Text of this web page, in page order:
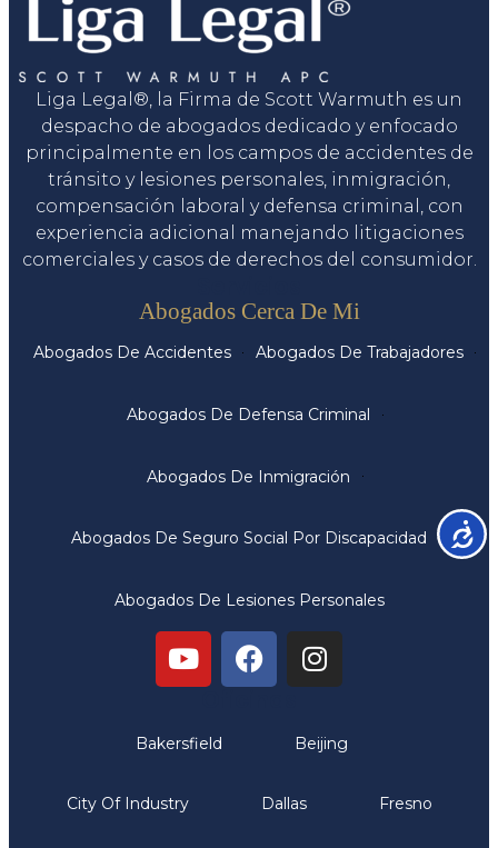
Liga Legal®, la Firma de Scott Warmuth es un
despacho de abogados dedicado y enfocado
principalmente en los campos de accidentes de
tránsito y lesiones personales, inmigración,
compensación laboral y defensa criminal, con
experiencia adicional manejando litigaciones
comerciales y casos de derechos del consumidor.
Abogados Cerca De Mi
Abogados De Accidentes Abogados De Trabajadores
Abogados De Defensa Criminal
Abogados De Inmigración
Abogados De Seguro Social Por Discapacidad
Abogados De Lesiones Personales
Bakersfield Beijing
City Of Industry Dallas Fresno